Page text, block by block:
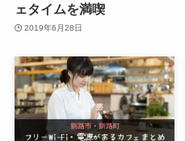
ェタイムを満喫
2019年6月28日